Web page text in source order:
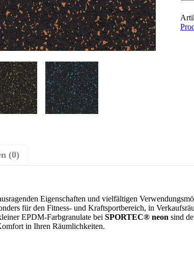
(0)
Eigenschaften und vielfältigen
für den Fitness- und Kraftsportbereich, in
EPDM-Farbgranulate bei SPORTEC® neon sind
in Ihren Räumlichkeiten.